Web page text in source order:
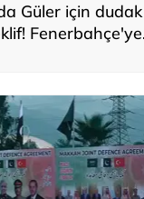
Güler için dudak
Fenerbahçe'ye